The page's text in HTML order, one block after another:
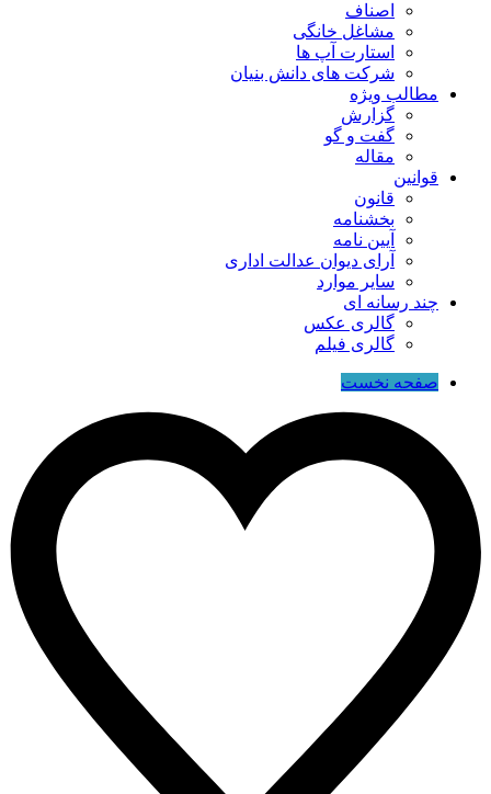
اصناف
مشاغل خانگی
استارت آپ ها
شرکت های دانش بنیان
مطالب ویژه
گزارش
گفت و گو
مقاله
قوانین
قانون
بخشنامه
آیین نامه
آرای دیوان عدالت اداری
سایر موارد
چند رسانه ای
گالری عکس
گالری فیلم
صفحه نخست